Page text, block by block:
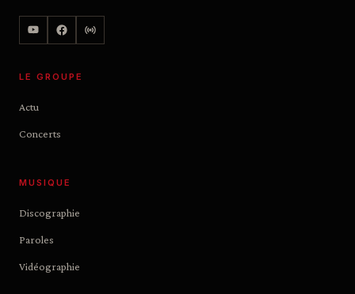
LE GROUPE
Actu
Concerts
MUSIQUE
Discographie
Paroles
Vidéographie